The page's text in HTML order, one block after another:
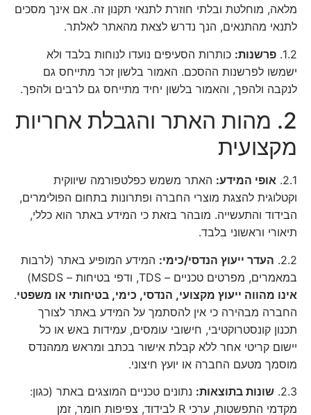
מלאה, מוחלטת ובלתי חוזרת לתנאי תקנון זה. אם אינך מסכים
לתנאי מהתנאים, הנך נדרש לצאת מהאתר לאלתר.
1.2. פרשנות: כותרות הסעיפים נועדו לנוחות בלבד ולא
ישמשו לפרשנות ההסכם. האמור בלשון זכר מתייחס גם
לנקבה ולהפך, והאמור בלשון יחיד מתייחס גם לרבים ולהפך.
2. מהות האתר והגבלת אחריות
מקצועית
2.1. אופי המידע: האתר משמש כפלטפורמה שיווקית
וקטלוגית להצגת מוצרי החברה ופתרונות בתחום הפולימרים,
הבידוד והתעשייה. מובהר בזאת כי המידע באתר הוא כללי,
תיאורי וראשוני בלבד.
2.2. העדר ייעוץ הנדסי/כימי: המידע המופיע באתר (לרבות
במאמרים, מפרטים טכניים – TDS, ודפי בטיחות – MSDS)
אינו מהווה ייעוץ מקצועי, הנדסי, כימי, בטיחותי או משפטי.
החברה מבהירה כי אין להסתמך על המידע באתר לצורך
תכנון קונסטרוקטיבי, חישובי עומסים, עמידות באש או כל
יישום קריטי אחר ללא קבלת אישור בכתב ומראש ממהנדס
מוסמך מטעם החברה או יועץ חיצוני.
2.3. שונות בתוצאות: נתונים טכניים המוצגים באתר (כגון:
מקדמי התפשטות, ערכי R לבידוד, צפיפות חומר, זמן